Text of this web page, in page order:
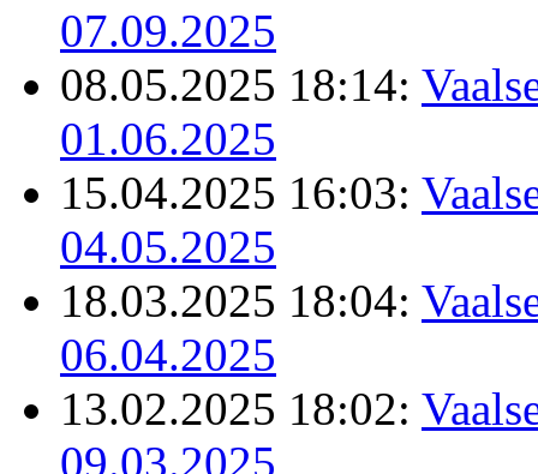
07.09.2025
08.05.2025 18:14:
01.06.2025
15.04.2025 16:03:
04.05.2025
18.03.2025 18:04:
06.04.2025
13.02.2025 18:02:
09.03.2025